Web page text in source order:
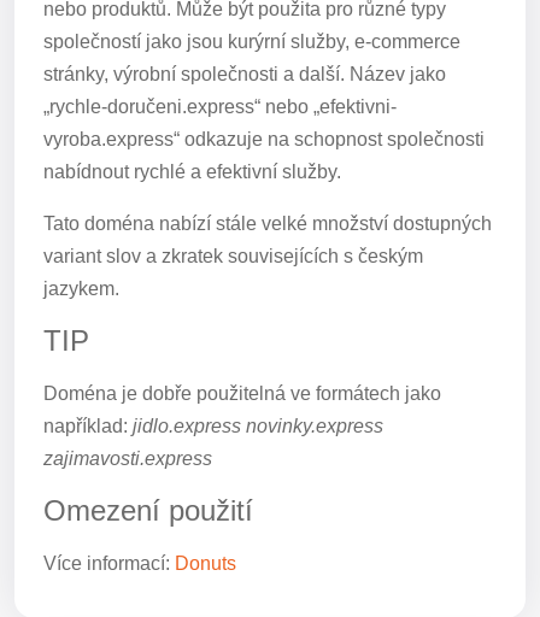
nebo produktů. Může být použita pro různé typy
společností jako jsou kurýrní služby, e-commerce
stránky, výrobní společnosti a další. Název jako
„rychle-doručeni.express“ nebo „efektivni-
vyroba.express“ odkazuje na schopnost společnosti
nabídnout rychlé a efektivní služby.
Tato doména nabízí stále velké množství dostupných
variant slov a zkratek souvisejících s českým
jazykem.
TIP
Doména je dobře použitelná ve formátech jako
například: jidlo.express novinky.express
zajimavosti.express
Omezení použití
Více informací: Donuts